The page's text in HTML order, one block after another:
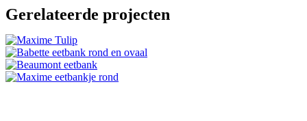
Gerelateerde projecten